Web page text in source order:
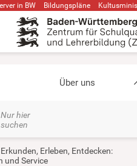
in BW Bildungspläne
Über uns
Nur hier
suchen
Erkunden, Erleben, Entdecken:
und Service